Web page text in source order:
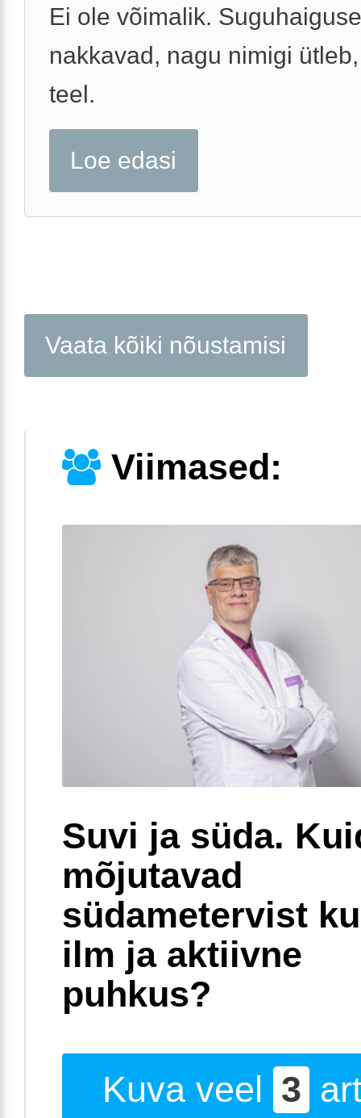
Ei ole võimalik.
nakkavad, nagu nimigi
teel.
Loe edasi
Vaata kõiki nõustamisi
Viimased:
Suvi ja süda.
mõjutavad
südametervist
ilm ja aktiivne
puhkus?
Kuva veel 3